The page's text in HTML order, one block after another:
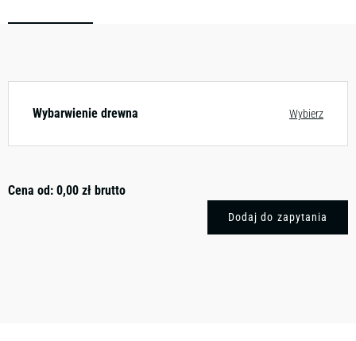
Wybarwienie drewna Wybierz
Cena od: 0,00 zł brutto
Dodaj do zapytania